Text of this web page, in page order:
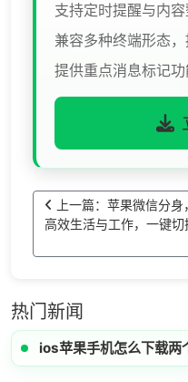
支持定时提醒与内
兼容多种终端形态
提供重点消息标记
上一篇：苹果微信分身，
高效生活与工作，一键切
热门新闻
ios苹果手机怎么下载